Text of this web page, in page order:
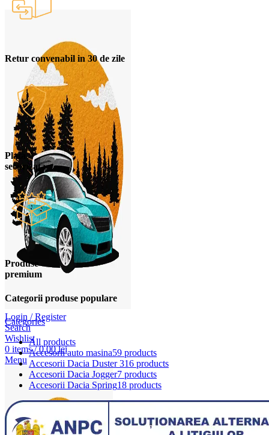
Login / Register
Search
Wishlist
0 items / 0,00lei
Menu
Retur convenabil in 30 de zile
Plata
securizata
Produse
premium
Categorii produse populare
Categories
All products
Accesorii auto masina59 products
Accesorii Dacia Duster 316 products
Accesorii Dacia Jogger7 products
Accesorii Dacia Spring18 products